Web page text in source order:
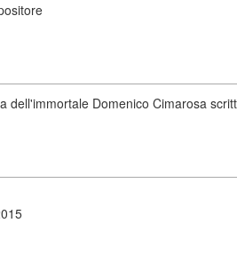
Domenico Cimarosa